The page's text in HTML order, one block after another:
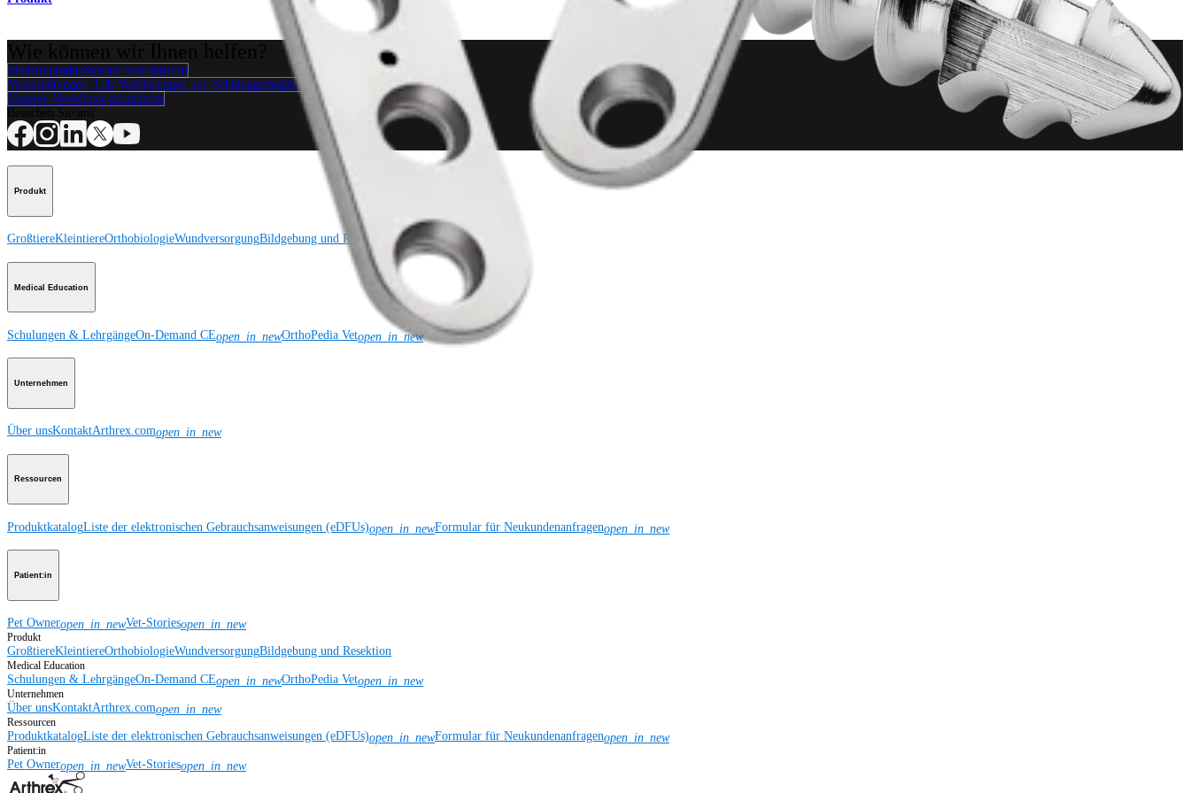
Medizinproduktberater kontaktieren
Veranstaltungen, Lab-Vorführungen und Schulungsmöglichkeiten ansehen
Unseren Newsletter abonnieren
Produkt
GroßtiereKleintiereOrthobiologieWundversorgungBildgebung und Resektion
Medical Education
Schulungen & LehrgängeOn-Demand CEopen_in_newOrthoPedia Vetopen_in_new
Unternehmen
Über unsKontaktArthrex.comopen_in_new
Ressourcen
ProduktkatalogListe der elektronischen Gebrauchsanweisungen (eDFUs)open_in_newFormular für Neukundenanfragenopen_in_new
Patient:in
Pet Owneropen_in_newVet-Storiesopen_in_new
Produkt
GroßtiereKleintiereOrthobiologieWundversorgungBildgebung und Resektion
Medical Education
Schulungen & LehrgängeOn-Demand CEopen_in_newOrthoPedia Vetopen_in_new
Unternehmen
Über unsKontaktArthrex.comopen_in_new
Ressourcen
ProduktkatalogListe der elektronischen Gebrauchsanweisungen (eDFUs)open_in_newFormular für Neukundenanfragenopen_in_new
Patient:in
Pet Owneropen_in_newVet-Storiesopen_in_new